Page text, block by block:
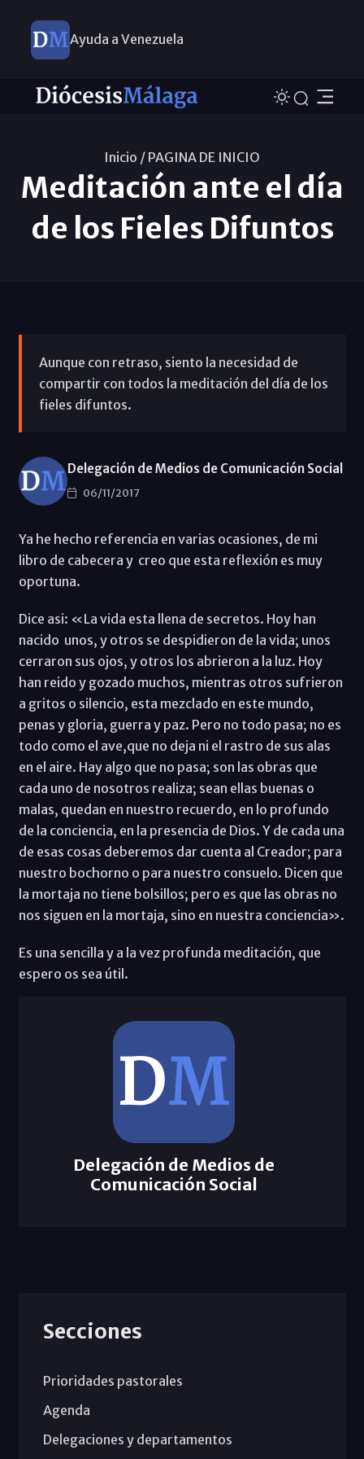
Ayuda a Venezuela
Inicio / PAGINA DE INICIO
Meditación ante el día
de los Fieles Difuntos
Aunque con retraso, siento la necesidad de
compartir con todos la meditación del día de los
fieles difuntos.
Delegación de Medios de Comunicación Social
06/11/2017
Ya he hecho referencia en varias ocasiones, de mi
libro de cabecera y creo que esta reflexión es muy
oportuna.
Dice asi: «La vida esta llena de secretos. Hoy han
nacido unos, y otros se despidieron de la vida; unos
cerraron sus ojos, y otros los abrieron a la luz. Hoy
han reido y gozado muchos, mientras otros sufrieron
a gritos o silencio, esta mezclado en este mundo,
penas y gloria, guerra y paz. Pero no todo pasa; no es
todo como el ave,que no deja ni el rastro de sus alas
en el aire. Hay algo que no pasa; son las obras que
cada uno de nosotros realiza; sean ellas buenas o
malas, quedan en nuestro recuerdo, en lo profundo
de la conciencia, en la presencia de Dios. Y de cada una
de esas cosas deberemos dar cuenta al Creador; para
nuestro bochorno o para nuestro consuelo. Dicen que
la mortaja no tiene bolsillos; pero es que las obras no
nos siguen en la mortaja, sino en nuestra conciencia».
Es una sencilla y a la vez profunda meditación, que
espero os sea útil.
Delegación de Medios de
Comunicación Social
Secciones
Prioridades pastorales
Agenda
Delegaciones y departamentos